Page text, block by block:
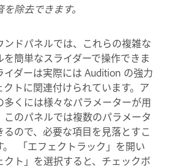
除去できます。
ドパネルでは、これらの複雑な
簡単なスライダーで操作できま
ダーは実際には Audition の強力
トに関連付けられています。ア
多くには様々なパラメーターが用
のパネルでは複数のパラメータ
ので、必要な項目を見落とすこ
。 「エフェクトラック」を開い
ト」を選択すると、チェックボ